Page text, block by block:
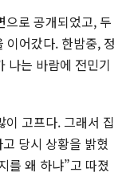
로 공개되었고, 두
이어갔다. 한밤중, 정
나는 바람에 전민기
고프다. 그래서 집
당시 상황을 밝혔
를 왜 하냐”고 따졌